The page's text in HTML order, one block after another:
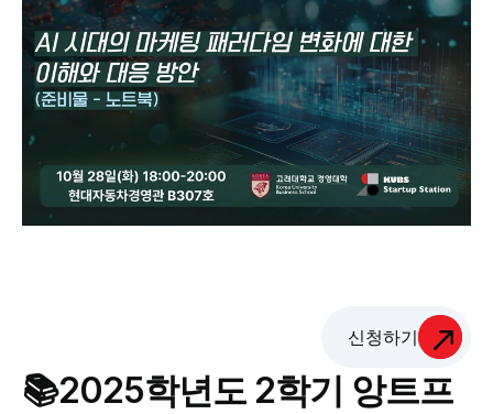
신청하기
📚2025학년도 2학기 앙트프